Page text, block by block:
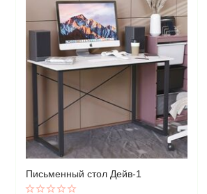
Письменный стол Дейв-1